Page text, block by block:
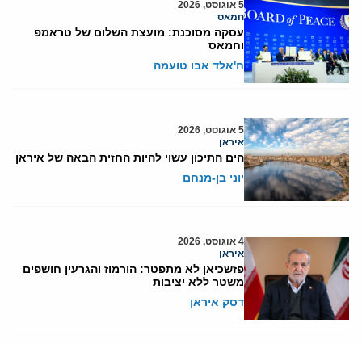
5 אוגוסט, 2026
חמאס
עסקה מסוכנת: מועצת השלום של טראמפ
וחמאס
ח'אלד אבו טועמה
5 אוגוסט, 2026
איראן
הים התיכון עשוי להיות החזית הבאה של איראן
יוני בן-מנחם
4 אוגוסט, 2026
איראן
פזשכיאן לא מתפטר: הורמוז והגרעין חושפים
משטר ללא יציבות
דסק איראן